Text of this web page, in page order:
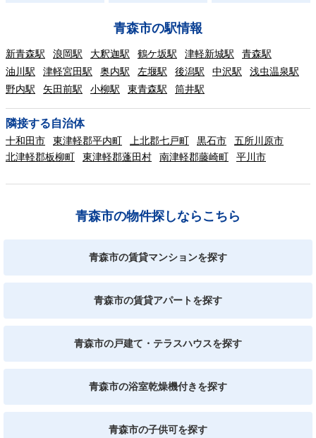
青森市の駅情報
新青森駅 浪岡駅 大釈迦駅 鶴ケ坂駅 津軽新城駅
青森駅
油川駅
津軽宮田駅 奥内駅 左堰駅 後潟駅 中沢駅
浅虫温泉駅
野内駅
矢田前駅 小柳駅 東青森駅 筒井駅
隣接する自治体
十和田市 東津軽郡平内町 上北郡七戸町 黒石市
五所川原市
北津軽郡板柳町
東津軽郡蓬田村 南津軽郡藤崎町 平川市
青森市の物件探しならこちら
青森市の賃貸マンションを探す
青森市の賃貸アパートを探す
青森市の戸建て・テラスハウスを探す
青森市の浴室乾燥機付きを探す
青森市の子供可を探す